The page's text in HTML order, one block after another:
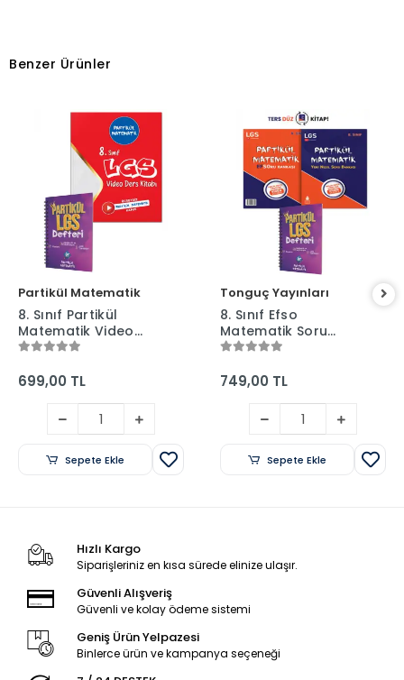
Benzer Ürünler
Partikül Matematik
8. Sınıf Partikül
Matematik Video
Ders Kitabı + LGS
699,00 TL
Sepete Ekle
Tonguç Yayınları
8. Sınıf Efso
Matematik Soru
Bankası (2 Kitap Bir
Planlama Defteri
749,00 TL
Sepete Ekle
Hızlı Kargo
Siparişleriniz en kısa sürede elinize ulaşır.
Güvenli Alışveriş
Güvenli ve kolay ödeme sistemi
Geniş Ürün Yelpazesi
Binlerce ürün ve kampanya seçeneği